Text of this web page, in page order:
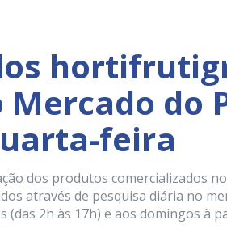
do
feira
dos produtos comercializados
através de pesquisa diária no
2h às 17h) e aos domingos à